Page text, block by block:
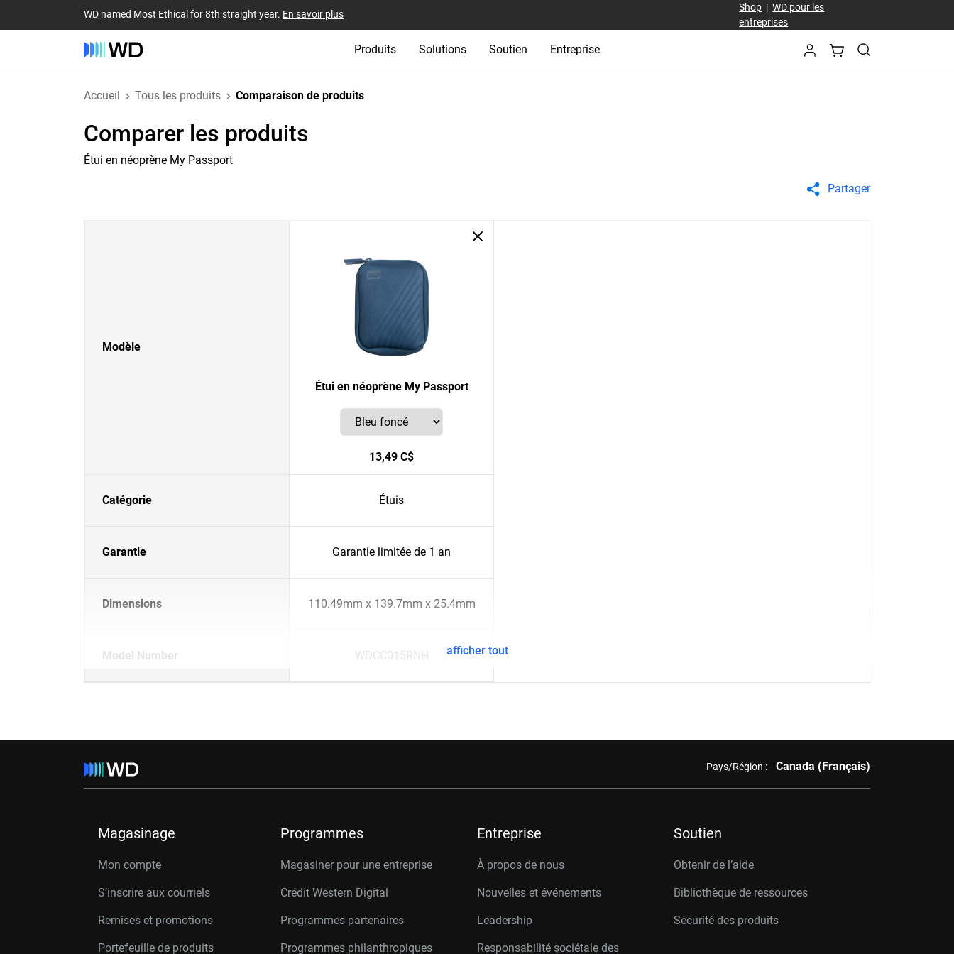
WD named Most Ethical for 8th straight year. En savoir plus
Shop |WD pour les
entreprises
Produits Solutions Soutien Entreprise
Accueil Tous les produits Comparaison de produits
Comparer les produits
Étui en néoprène My Passport
Partager
Modèle
Étui en néoprène My Passport
13,49 C$
Catégorie Étuis
Garantie Garantie limitée de 1 an
Dimensions 110.49mm x 139.7mm x 25.4mm
Model Number WDCC015RNH afficher tout
Pays/Région : Canada (Français)
Magasinage
Mon compte
S’inscrire aux courriels
Remises et promotions
Portefeuille de produits
Programmes
Magasiner pour une entreprise
Crédit Western Digital
Programmes partenaires
Programmes philanthropiques
Entreprise
À propos de nous
Nouvelles et événements
Leadership
Responsabilité sociétale des
Soutien
Obtenir de l’aide
Bibliothèque de ressources
Sécurité des produits